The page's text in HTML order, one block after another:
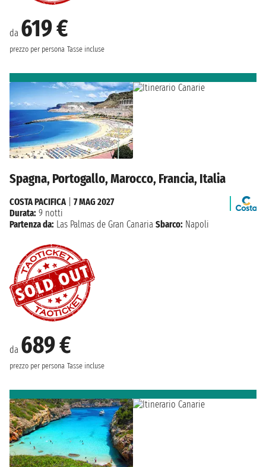
da 619 €
prezzo per persona Tasse incluse
Spagna, Portogallo, Marocco, Francia, Italia
da 689 €
prezzo per persona Tasse incluse
COSTA PACIFICA| 7 MAG 2027
Durata: 9 notti
Partenza da: Las Palmas de Gran Canaria Sbarco: Napoli